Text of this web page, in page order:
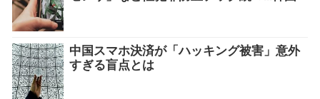
中国スマホ決済が「ハッキング被害」意外
すぎる盲点とは